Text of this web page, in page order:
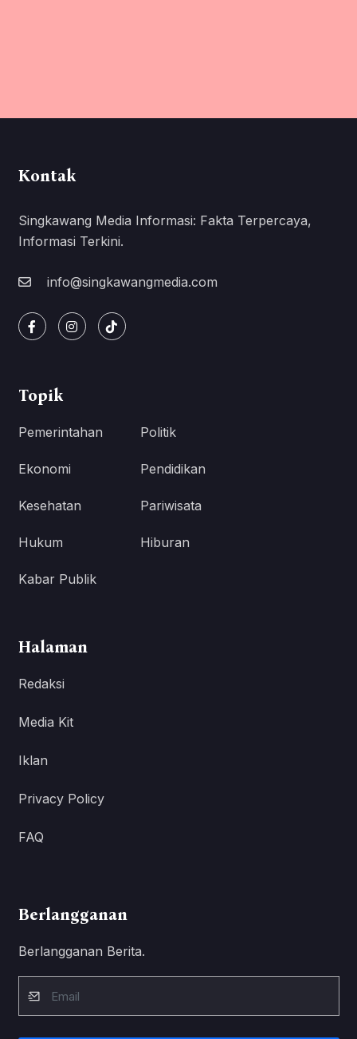
Kontak
Singkawang Media Informasi: Fakta Terpercaya,
Informasi Terkini.
info@singkawangmedia.com
Topik
Pemerintahan Politik
Ekonomi Pendidikan
Kesehatan Pariwisata
Hukum Hiburan
Kabar Publik
Halaman
Redaksi
Media Kit
Iklan
Privacy Policy
FAQ
Berlangganan
Berlangganan Berita.